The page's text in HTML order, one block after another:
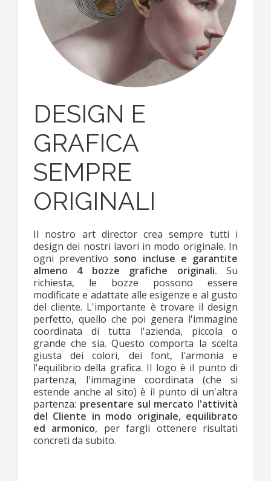
DESIGN E
GRAFICA
SEMPRE
ORIGINALI
Il nostro art director crea sempre tutti i
design dei nostri lavori in modo originale. In
ogni preventivo sono incluse e garantite
almeno 4 bozze grafiche originali. Su
richiesta, le bozze possono essere
modificate e adattate alle esigenze e al gusto
del cliente. L'importante è trovare il design
perfetto, quello che poi genera l'immagine
coordinata di tutta l'azienda, piccola o
grande che sia. Questo comporta la scelta
giusta dei colori, dei font, l'armonia e
l'equilibrio della grafica. Il logo è il punto di
partenza, l'immagine coordinata (che si
estende anche al sito) è il punto di un'altra
partenza: presentare sul mercato l'attività
del Cliente in modo originale, equilibrato
ed armonico, per fargli ottenere risultati
concreti da subito.